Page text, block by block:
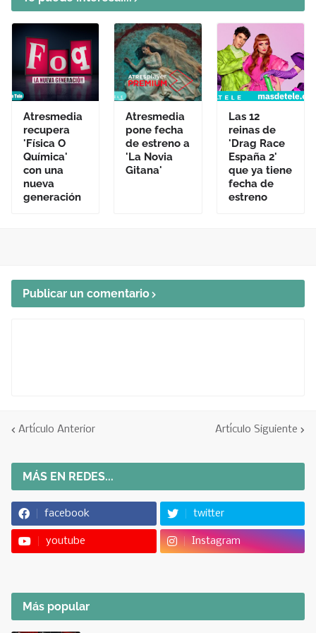
Atresmedia
recupera
'Física O
Química'
con una
nueva
generación
Atresmedia
pone fecha
de estreno a
'La Novia
Gitana'
Las 12
reinas de
'Drag Race
España 2'
que ya tiene
fecha de
estreno
Publicar un comentario
Artículo Anterior Artículo Siguiente
MÁS EN REDES...
facebook twitter
youtube Instagram
Más popular